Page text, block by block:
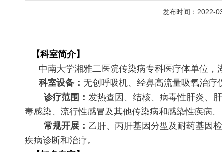
发布时间：2022-
【科室简介】
中南大学湘雅二医院传染病专科医疗体单位，
科室设备： 无创呼吸机、经鼻高流量吸氧治
诊疗范围： 发热查因、结核、病毒性肝炎、
毒感染、流行性感冒及其他传染病和感染性疾病。
常规开展： 乙肝、丙肝基因分型及耐药基因
疾病诊断和治疗。